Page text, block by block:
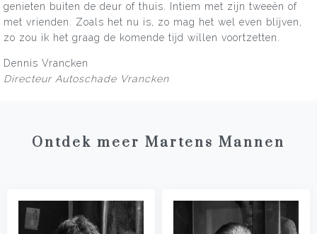
genieten buiten de deur of thuis. Intiem met zijn tweeën of
met vrienden. Zoals het nu is, zo mag het wel even blijven,
zo zou ik het graag de komende tijd willen voortzetten.
Dennis Vrancken
Directeur Autoschade Vrancken
Ontdek meer Martens Mannen